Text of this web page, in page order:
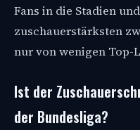
Fans in die Stadien
zuschauerstärksten
nur von wenigen Top-
Ist der
der Bundesliga?